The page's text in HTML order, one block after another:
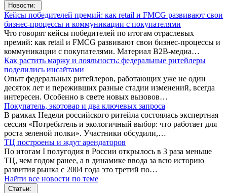
Новости:
Кейсы победителей премий: как retail и FMCG развивают свои
бизнес-процессы и коммуникации с покупателями
Что говорят кейсы победителей по итогам отраслевых
премий: как retail и FMCG развивают свои бизнес-процессы и
коммуникации с покупателями. Материал B2B-медиа…
Как растить маржу и лояльность: федеральные ритейлеры
поделились инсайтами
Опыт федеральных ритейлеров, работающих уже не один
десяток лет и переживших разные стадии изменений, всегда
интересен. Особенно в свете новых вызовов…
Покупатель, экотовар и два ключевых запроса
В рамках Недели российского ритейла состоялась экспертная
сессия «Потребитель и экологичный выбор: что работает для
роста зеленой полки». Участники обсудили,…
ТЦ построены и ждут арендаторов
По итогам I полугодия в России открылось в 3 раза меньше
ТЦ, чем годом ранее, а в динамике ввода за всю историю
развития рынка с 2004 года это третий по…
Найти все новости по теме
Статьи: